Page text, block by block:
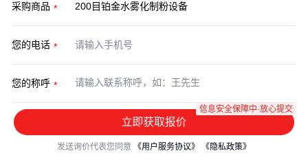
采购商品
您的电话
您的称呼
立即获取报价
信息安全保障中·放心提交
发送询价代表您同意 《用户服务协议》 《隐私政策》